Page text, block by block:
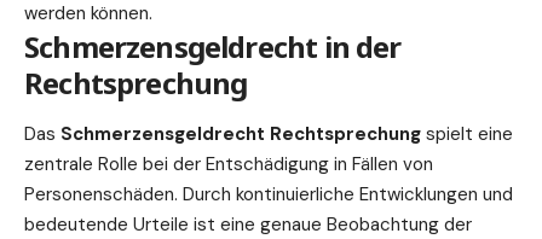
werden können.
Schmerzensgeldrecht in der
Rechtsprechung
Das Schmerzensgeldrecht Rechtsprechung spielt eine
zentrale Rolle bei der Entschädigung in Fällen von
Personenschäden. Durch kontinuierliche Entwicklungen und
bedeutende Urteile ist eine genaue Beobachtung der